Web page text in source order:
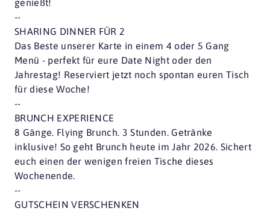
genießt!
--
SHARING DINNER FÜR 2
Das Beste unserer Karte in einem 4 oder 5 Gang
Menü - perfekt für eure Date Night oder den
Jahrestag! Reserviert jetzt noch spontan euren Tisch
für diese Woche!
--
BRUNCH EXPERIENCE
8 Gänge. Flying Brunch. 3 Stunden. Getränke
inklusive! So geht Brunch heute im Jahr 2026. Sichert
euch einen der wenigen freien Tische dieses
Wochenende.
--
GUTSCHEIN VERSCHENKEN